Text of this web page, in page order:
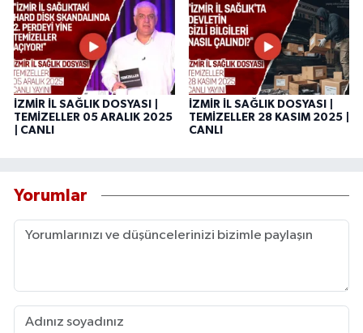
İZMİR İL SAĞLIK DOSYASI |
TEMİZELLER 05 ARALIK 2025
| CANLI
İZMİR İL SAĞLIK DOSYASI |
TEMİZELLER 28 KASIM 2025 |
CANLI
Yorumlar